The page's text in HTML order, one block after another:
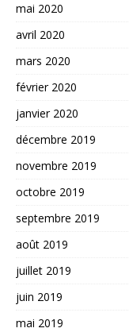
mai 2020
avril 2020
mars 2020
février 2020
janvier 2020
décembre 2019
novembre 2019
octobre 2019
septembre 2019
août 2019
juillet 2019
juin 2019
mai 2019